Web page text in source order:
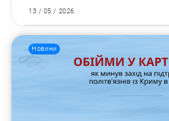
13 / 05 / 2026
Новини